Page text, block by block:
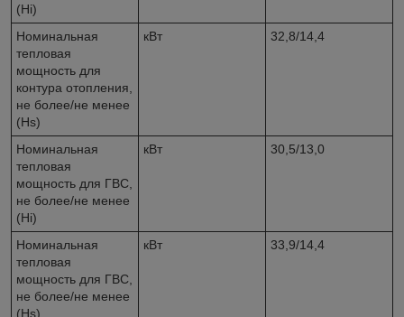
(Hi)
Номинальная
тепловая
мощность для
контура отопления,
не более/не менее
(Hs)
кВт 32,8/14,4
Номинальная
тепловая
мощность для ГВС,
не более/не менее
(Hi)
кВт 30,5/13,0
Номинальная
тепловая
мощность для ГВС,
не более/не менее
(Hs)
кВт 33,9/14,4